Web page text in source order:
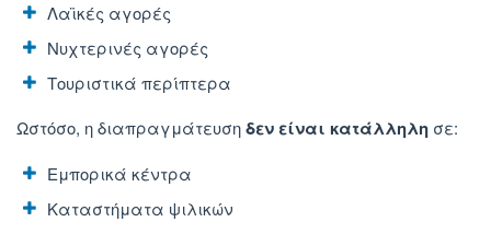
Λαϊκές αγορές
Νυχτερινές αγορές
Τουριστικά περίπτερα
Ωστόσο, η διαπραγμάτευσηδεν είναι κατάλληλη σε:
Εμπορικά κέντρα
Καταστήματα ψιλικών